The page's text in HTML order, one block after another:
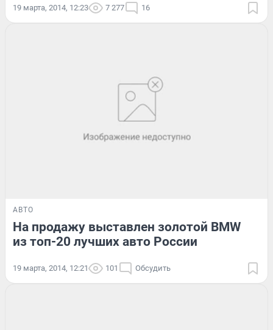
19 марта, 2014, 12:23 7 277 16
АВТО
На продажу выставлен золотой BMW
из топ-20 лучших авто России
19 марта, 2014, 12:21 101 Обсудить